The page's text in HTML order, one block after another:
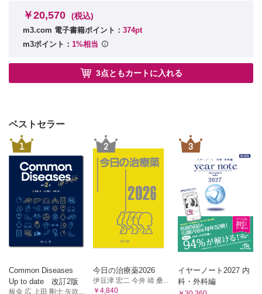
オルメサルタン
アジルサルタン
α遮断薬とβ遮断薬
サクビトリルバルサルタンナトリウム水和物
第三選択薬
RAS阻害薬を基礎とした併用療法
第15章 治療抵抗性高血圧の管理と腎デナベーション
治療抵抗性高血圧管理のストラテジー
腎デナベーションの時代
腎デナベーションによる"パーフェクト24時間血圧コントロール"仮説
腎デナベーションのエビデンス
早朝血圧
夜間血圧
睡眠時無呼吸
孤立性収縮期高血圧
血圧以外の改善効果
腎デナベーション施行の候補者
腎デナベーションのレスポンダー
第16章 HOPE Asia Network
慢性腎臓病
睡眠時無呼吸症候群
extreme dipper
第7章 夜間家庭血圧計の開発
最先端の家庭血圧計
夜間トリガー血圧測定
ITを用いた夜間トリガー血圧測定システム
CPAPアドヒアランスと夜間血圧サージ
夜間血圧サージに対する降圧療法
第8章 ウェアラブル・瞬時（サージ）血圧計の開発
第9章 サージ血圧
異なる時相の血圧変動
血圧サージの共振仮説
診察室血圧の受診間変動
自由行動下血圧の変動性
￥20,570 (税込)
m3.com 電子書籍ポイント： 374pt
m3ポイント： 1%相当
3点ともカートに入れる
ベストセラー
1
Common Diseases
Up to date 改訂2版
板金 広 上田 剛士 矢吹...
2
今日の治療薬2026
伊豆津 宏二 今井 靖 桑...
￥4,840
3
イヤーノート2027 内
科・外科編